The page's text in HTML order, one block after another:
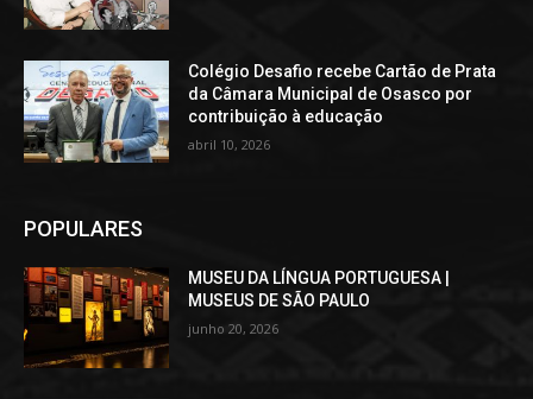
Colégio Desafio recebe Cartão de Prata
da Câmara Municipal de Osasco por
contribuição à educação
abril 10, 2026
POPULARES
MUSEU DA LÍNGUA PORTUGUESA |
MUSEUS DE SÃO PAULO
junho 20, 2026